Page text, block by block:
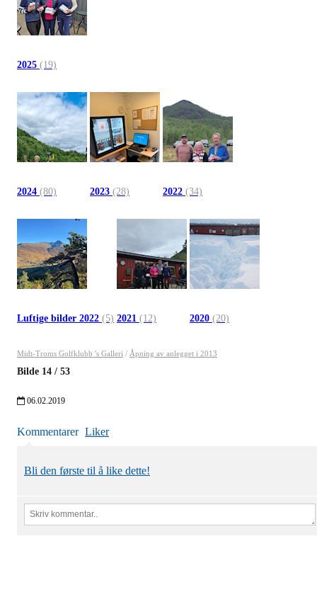
2025 (19)
2024 (80) 2023 (28) 2022 (34)
Luftige bilder 2022 (5) 2021 (12) 2020 (20)
Midt-Troms Golfklubb 's Galleri / Åpning av anlegget i 2013
Bilde 14 / 53
06.02.2019
Kommentarer Liker
Bli den første til å like dette!